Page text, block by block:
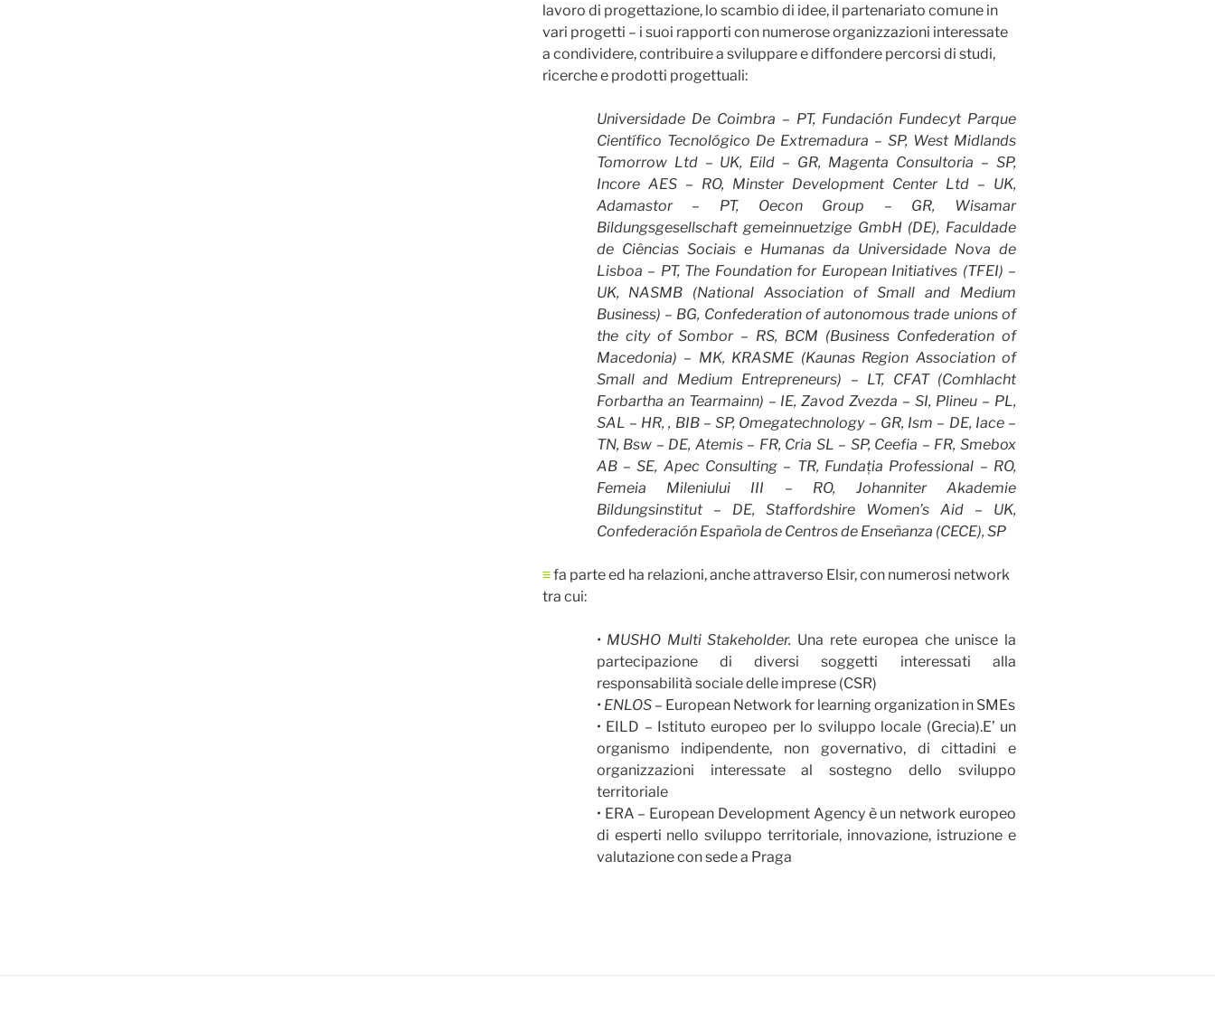
lavoro di progettazione, lo scambio di idee, il partenariato comune in
vari progetti – i suoi rapporti con numerose organizzazioni interessate
a condividere, contribuire a sviluppare e diffondere percorsi di studi,
ricerche e prodotti progettuali:
Universidade De Coimbra – PT, Fundación Fundecyt Parque
Científico Tecnológico De Extremadura – SP, West Midlands
Tomorrow Ltd – UK, Eild – GR, Magenta Consultoria – SP,
Incore AES – RO, Minster Development Center Ltd – UK,
Adamastor – PT, Oecon Group – GR, Wisamar
Bildungsgesellschaft gemeinnuetzige GmbH (DE), Faculdade
de Ciências Sociais e Humanas da Universidade Nova de
Lisboa – PT, The Foundation for European Initiatives (TFEI) –
UK, NASMB (National Association of Small and Medium
Business) – BG, Confederation of autonomous trade unions of
the city of Sombor – RS, BCM (Business Confederation of
Macedonia) – MK, KRASME (Kaunas Region Association of
Small and Medium Entrepreneurs) – LT, CFAT (Comhlacht
Forbartha an Tearmainn) – IE, Zavod Zvezda – SI, Plineu – PL,
SAL – HR, , BIB – SP, Omegatechnology – GR, Ism – DE, Iace –
TN, Bsw – DE, Atemis – FR, Cria SL – SP, Ceefia – FR, Smebox
AB – SE, Apec Consulting – TR, Fundația Professional – RO,
Femeia Mileniului III – RO, Johanniter Akademie
Bildungsinstitut – DE, Staffordshire Women’s Aid – UK,
Confederación Española de Centros de Enseñanza (CECE), SP
≡fa parte ed ha relazioni, anche attraverso Elsir, con numerosi network
tra cui:
• MUSHO Multi Stakeholder. Una rete europea che unisce la
partecipazione di diversi soggetti interessati alla
responsabilità sociale delle imprese (CSR)
• ENLOS – European Network for learning organization in SMEs
• EILD – Istituto europeo per lo sviluppo locale (Grecia).E’ un
organismo indipendente, non governativo, di cittadini e
organizzazioni interessate al sostegno dello sviluppo
territoriale
• ERA – European Development Agency è un network europeo
di esperti nello sviluppo territoriale, innovazione, istruzione e
valutazione con sede a Praga